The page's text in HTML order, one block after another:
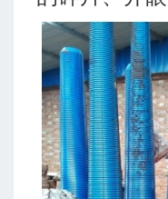
高级模式-三段式
高级模式-多靶三段式
高级模式-五段式
高级模式-双增式
简单模式-三段式
简单模式-多靶三段式